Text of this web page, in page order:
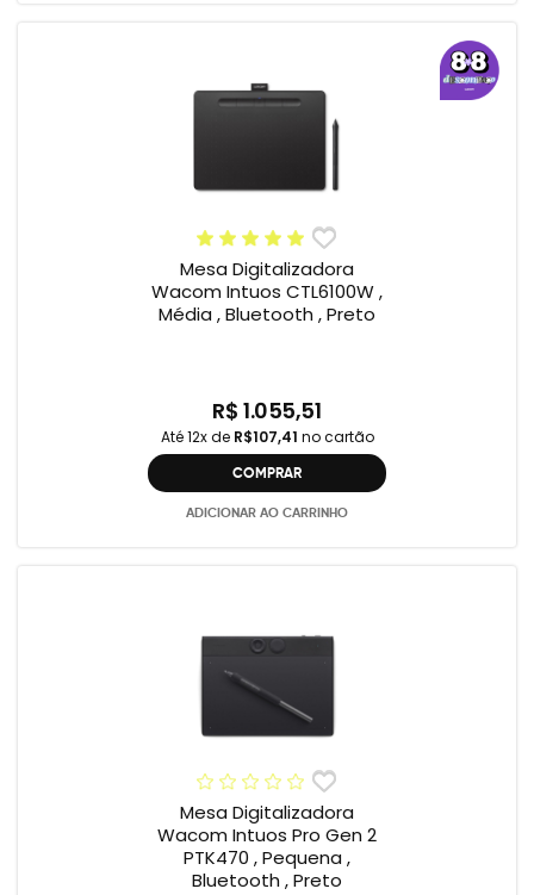
Mesa Digitalizadora
Wacom Intuos CTL6100W ,
Média , Bluetooth , Preto
R$ 1.055,51
Até 12x de R$107,41 no cartão
COMPRAR
ADICIONAR AO CARRINHO
Mesa Digitalizadora
Wacom Intuos Pro Gen 2
PTK470 , Pequena ,
Bluetooth , Preto